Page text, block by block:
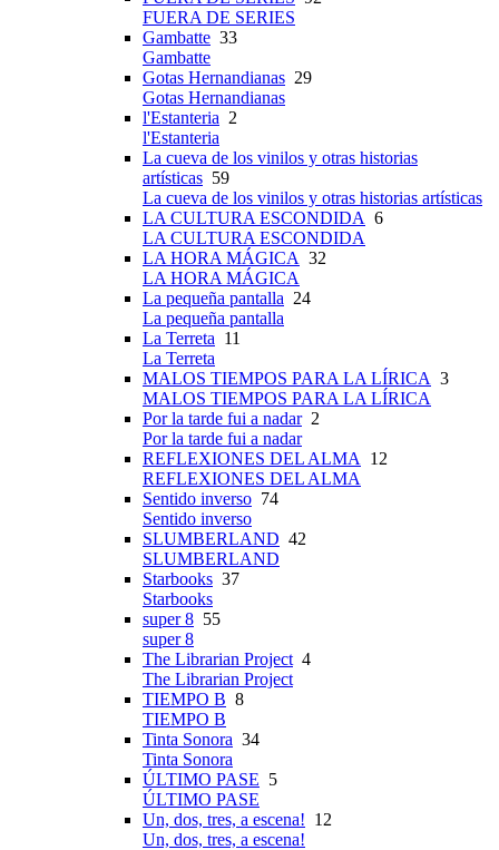
FUERA DE SERIES
Gambatte 33
Gambatte
Gotas Hernandianas 29
Gotas Hernandianas
l'Estanteria 2
l'Estanteria
La cueva de los vinilos y otras historias
artísticas 59
La cueva de los vinilos y otras historias artísticas
LA CULTURA ESCONDIDA 6
LA CULTURA ESCONDIDA
LA HORA MÁGICA 32
LA HORA MÁGICA
La pequeña pantalla 24
La pequeña pantalla
La Terreta 11
La Terreta
MALOS TIEMPOS PARA LA LÍRICA 3
MALOS TIEMPOS PARA LA LÍRICA
Por la tarde fui a nadar2
Por la tarde fui a nadar
REFLEXIONES DEL ALMA
12
REFLEXIONES DEL ALMA
Sentido inverso 74
Sentido inverso
SLUMBERLAND 42
SLUMBERLAND
Starbooks 37
Starbooks
super 8 55
super 8
The Librarian Project 4
The Librarian Project
TIEMPO B 8
TIEMPO B
Tinta Sonora 34
Tinta Sonora
ÚLTIMO PASE 5
ÚLTIMO PASE
Un, dos, tres, a escena! 12
Un, dos, tres, a escena!